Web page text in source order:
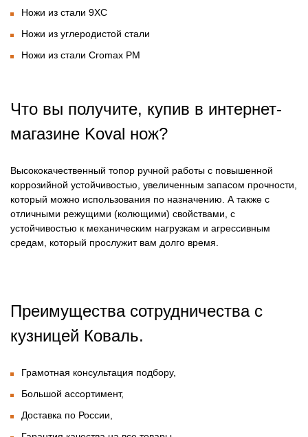
Ножи из стали 9ХС
Ножи из углеродистой стали
Ножи из стали Cromax PM
Что вы получите, купив в интернет-
магазине Koval нож?
Высококачественный топор ручной работы с повышенной
коррозийной устойчивостью, увеличенным запасом прочности,
который можно использования по назначению. А также с
отличными режущими (колющими) свойствами, с
устойчивостью к механическим нагрузкам и агрессивным
средам, который прослужит вам долго время.
Преимущества сотрудничества с
кузницей Коваль.
Грамотная консультация подбору,
Большой ассортимент,
Доставка по России,